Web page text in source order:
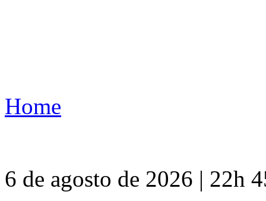
Home
6 de agosto de 2026 | 22h